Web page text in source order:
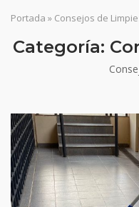
Portada » Consejos de
Categoría: